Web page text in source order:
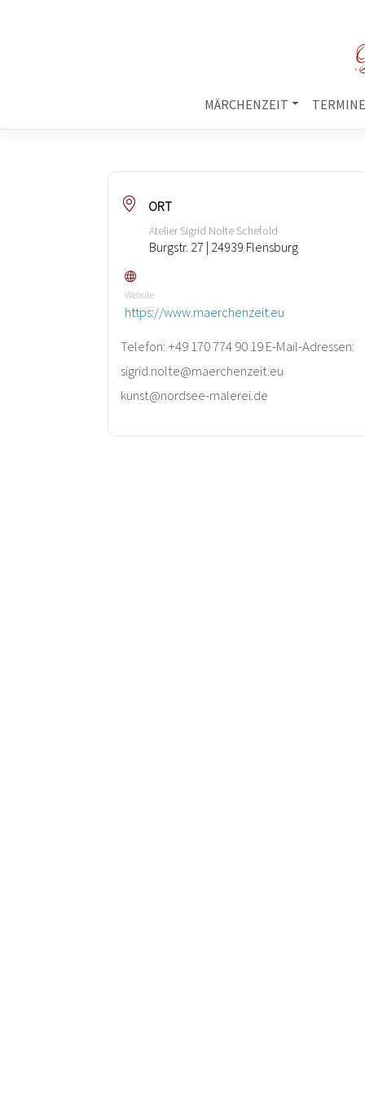
MÄRCHENZEIT TERMINE
ORT
Atelier Sigrid Nolte Schefold
Burgstr. 27 | 24939 Flensburg
Website
https://www.maerchenzeit.eu
Telefon: +49 170 774 90 19 E-Mail-Adressen:
sigrid.nolte@maerchenzeit.eu
kunst@nordsee-malerei.de